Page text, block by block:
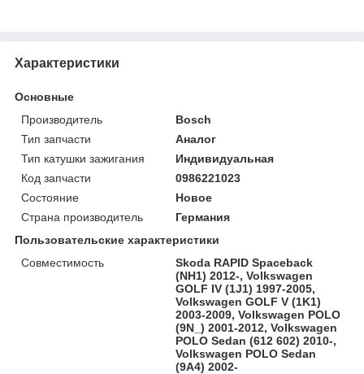
Характеристики
Основные
Производитель
Bosch
Тип запчасти
Аналог
Тип катушки зажигания
Индивидуальная
Код запчасти
0986221023
Состояние
Новое
Страна производитель
Германия
Пользовательские характеристики
Совместимость
Skoda RAPID Spaceback
(NH1) 2012-, Volkswagen
GOLF IV (1J1) 1997-2005,
Volkswagen GOLF V (1K1)
2003-2009, Volkswagen POLO
(9N_) 2001-2012, Volkswagen
POLO Sedan (612 602) 2010-,
Volkswagen POLO Sedan
(9A4) 2002-